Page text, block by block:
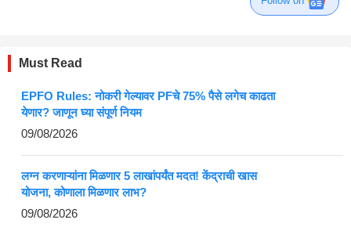
Must Read
EPFO Rules: नोकरी गेल्यावर PFचे 75% पैसे लगेच काढता
येणार? जाणून घ्या संपूर्ण नियम
09/08/2026
लग्न करणाऱ्यांना मिळणार 5 लाखांपर्यंत मदत! केंद्राची खास
योजना, कोणाला मिळणार लाभ?
09/08/2026